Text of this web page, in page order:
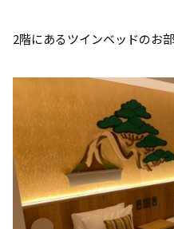
2階にあるツインベッドのお部